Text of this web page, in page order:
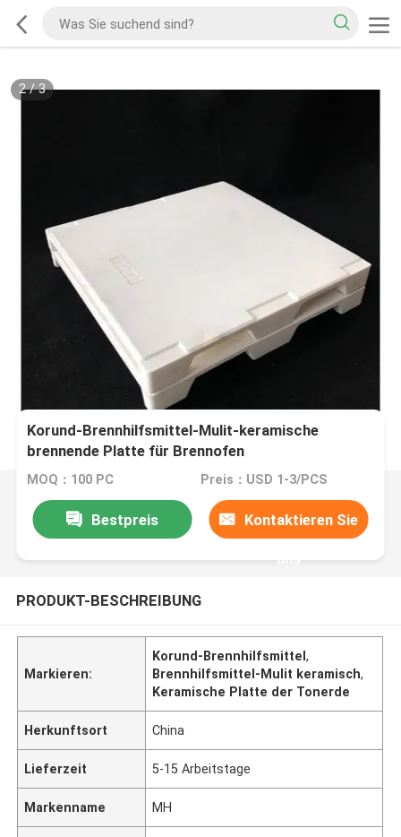
2/3
Korund-Brennhilfsmittel-Mulit-keramische
brennende Platte für Brennofen
MOQ：100 PC Preis：USD 1-3/PCS
Bestpreis Kontaktieren Sie
uns
PRODUKT-BESCHREIBUNG
Markieren:
Korund-Brennhilfsmittel,
Brennhilfsmittel-Mulit keramisch,
Keramische Platte der Tonerde
Herkunftsort China
Lieferzeit 5-15 Arbeitstage
Markenname MH